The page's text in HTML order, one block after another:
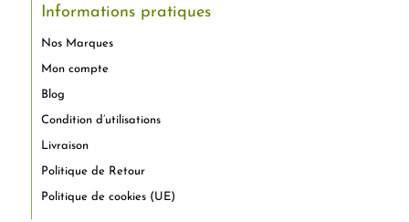
Informations pratiques
Nos Marques
Mon compte
Blog
Condition d’utilisations
Livraison
Politique de Retour
Politique de cookies (UE)